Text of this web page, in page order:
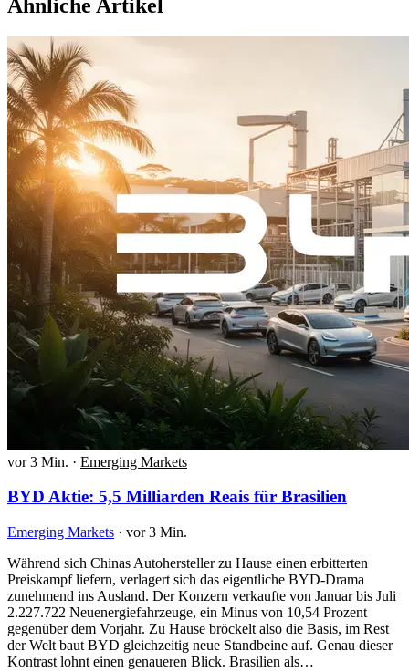
Ähnliche Artikel
vor 3 Min. · Emerging Markets
BYD Aktie: 5,5 Milliarden Reais für Brasilien
Emerging Markets · vor 3 Min.
Während sich Chinas Autohersteller zu Hause einen erbitterten
Preiskampf liefern, verlagert sich das eigentliche BYD-Drama
zunehmend ins Ausland. Der Konzern verkaufte von Januar bis Juli
2.227.722 Neuenergiefahrzeuge, ein Minus von 10,54 Prozent
gegenüber dem Vorjahr. Zu Hause bröckelt also die Basis, im Rest
der Welt baut BYD gleichzeitig neue Standbeine auf. Genau dieser
Kontrast lohnt einen genaueren Blick. Brasilien als…